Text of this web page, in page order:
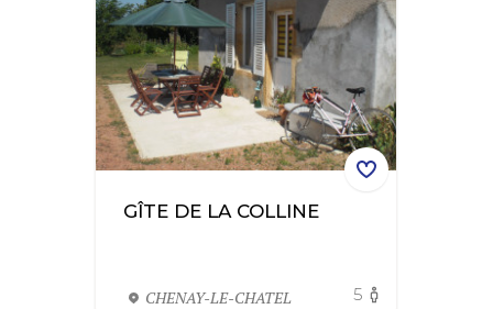
GÎTE DE LA COLLINE
CHENAY-LE-CHATEL 5